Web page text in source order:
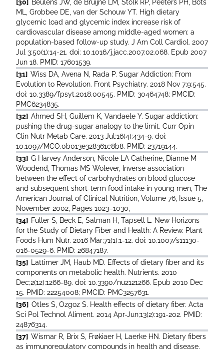
[30] Beulens JW, de Bruijne LM, Stolk RP, Peeters PH, Bots
ML, Grobbee DE, van der Schouw YT. High dietary
glycemic load and glycemic index increase risk of
cardiovascular disease among middle-aged women: a
population-based follow-up study. J Am Coll Cardiol. 2007
Jul 3;50(1):14-21. doi: 10.1016/j.jacc.2007.02.068. Epub 2007
Jun 18. PMID: 17601539.
[31] Wiss DA, Avena N, Rada P. Sugar Addiction: From
Evolution to Revolution. Front Psychiatry. 2018 Nov 7;9:545.
doi: 10.3389/fpsyt.2018.00545. PMID: 30464748; PMCID:
PMC6234835.
[32] Ahmed SH, Guillem K, Vandaele Y. Sugar addiction:
pushing the drug-sugar analogy to the limit. Curr Opin
Clin Nutr Metab Care. 2013 Jul;16(4):434-9. doi:
10.1097/MCO.0b013e328361c8b8. PMID: 23719144.
[33] G Harvey Anderson, Nicole LA Catherine, Dianne M
Woodend, Thomas MS Wolever, Inverse association
between the effect of carbohydrates on blood glucose
and subsequent short-term food intake in young men, The
American Journal of Clinical Nutrition, Volume 76, Issue 5,
November 2002, Pages 1023–1030,
[34] Fuller S, Beck E, Salman H, Tapsell L. New Horizons
for the Study of Dietary Fiber and Health: A Review. Plant
Foods Hum Nutr. 2016 Mar;71(1):1-12. doi: 10.1007/s11130-
016-0529-6. PMID: 26847187.
[35]
Lattimer JM, Haub MD. Effects of dietary fiber and its
components on metabolic health. Nutrients. 2010
Dec;2(12):1266-89. doi: 10.3390/nu2121266. Epub 2010 Dec
15. PMID: 22254008; PMCID: PMC3257631.
[36] Otles S, Ozgoz S. Health effects of dietary fiber. Acta
Sci Pol Technol Aliment. 2014 Apr-Jun;13(2):191-202. PMID:
24876314.
[37] Wismar R, Brix S, Frøkiaer H, Laerke HN. Dietary fibers
as immunoregulatory compounds in health and disease.